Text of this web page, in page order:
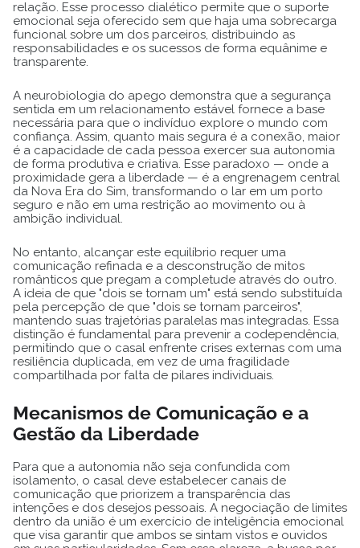
relação. Esse processo dialético permite que o suporte
emocional seja oferecido sem que haja uma sobrecarga
funcional sobre um dos parceiros, distribuindo as
responsabilidades e os sucessos de forma equânime e
transparente.
A neurobiologia do apego demonstra que a segurança
sentida em um relacionamento estável fornece a base
necessária para que o indivíduo explore o mundo com
confiança. Assim, quanto mais segura é a conexão, maior
é a capacidade de cada pessoa exercer sua autonomia
de forma produtiva e criativa. Esse paradoxo — onde a
proximidade gera a liberdade — é a engrenagem central
da Nova Era do Sim, transformando o lar em um porto
seguro e não em uma restrição ao movimento ou à
ambição individual.
No entanto, alcançar este equilíbrio requer uma
comunicação refinada e a desconstrução de mitos
românticos que pregam a completude através do outro.
A ideia de que "dois se tornam um" está sendo substituída
pela percepção de que "dois se tornam parceiros",
mantendo suas trajetórias paralelas mas integradas. Essa
distinção é fundamental para prevenir a codependência,
permitindo que o casal enfrente crises externas com uma
resiliência duplicada, em vez de uma fragilidade
compartilhada por falta de pilares individuais.
Mecanismos de Comunicação e a
Gestão da Liberdade
Para que a autonomia não seja confundida com
isolamento, o casal deve estabelecer canais de
comunicação que priorizem a transparência das
intenções e dos desejos pessoais. A negociação de limites
dentro da união é um exercício de inteligência emocional
que visa garantir que ambos se sintam vistos e ouvidos